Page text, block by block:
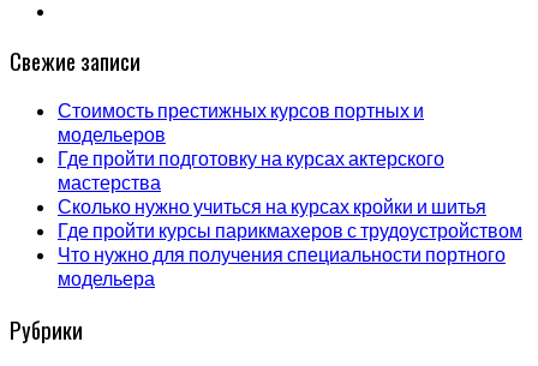
Свежие записи
Стоимость престижных курсов портных и
модельеров
Где пройти подготовку на курсах актерского
мастерства
Сколько нужно учиться на курсах кройки и шитья
Где пройти курсы парикмахеров с трудоустройством
Что нужно для получения специальности портного
модельера
Рубрики